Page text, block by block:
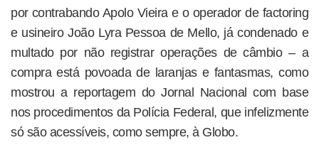
por contrabando Apolo Vieira e o operador de factoring
e usineiro João Lyra Pessoa de Mello, já condenado e
multado por não registrar operações de câmbio – a
compra está povoada de laranjas e fantasmas, como
mostrou a reportagem do Jornal Nacional com base
nos procedimentos da Polícia Federal, que infelizmente
só são acessíveis, como sempre, à Globo.